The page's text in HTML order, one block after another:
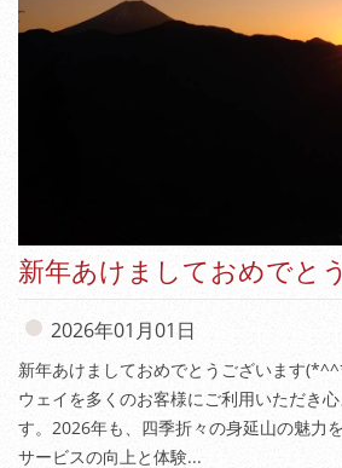
新年あけましておめでと
2026年01月01日
新年あけましておめでとうございます
ウェイを多くのお客様にご利用いただき
す。2026年も、四季折々の身延山の魅力
サービスの向上と体験...